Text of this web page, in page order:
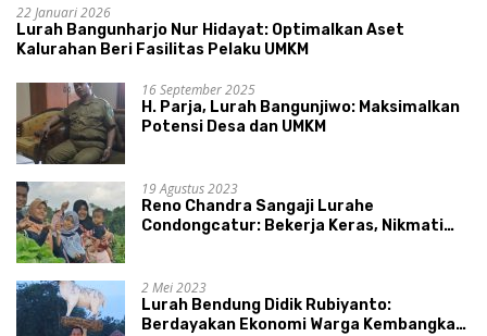
22 Januari 2026
Lurah Bangunharjo Nur Hidayat: Optimalkan Aset
Kalurahan Beri Fasilitas Pelaku UMKM
16 September 2025
H. Parja, Lurah Bangunjiwo: Maksimalkan
Potensi Desa dan UMKM
19 Agustus 2023
Reno Chandra Sangaji Lurahe
Condongcatur: Bekerja Keras, Nikmati
2 Mei 2023
Lurah Bendung Didik Rubiyanto:
Berdayakan Ekonomi Warga Kembangkan